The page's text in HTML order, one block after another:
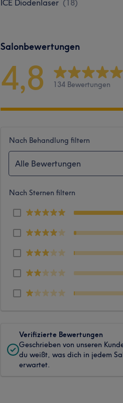
ICE Diodenlaser (18)
Salonbewertungen
4,8 134 Bewertungen
Nach Behandlung filtern
Alle Bewertungen
Nach Sternen filtern
Verifizierte Bewertungen
Geschrieben von unseren
du weißt, was dich in jedem
erwartet.